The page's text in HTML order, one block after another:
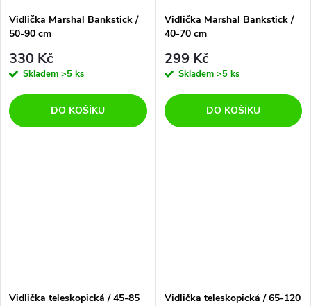
Vidlička Marshal Bankstick /
50-90 cm
330 Kč
Skladem >5 ks
DO KOŠÍKU
Vidlička Marshal Bankstick /
40-70 cm
299 Kč
Skladem >5 ks
DO KOŠÍKU
Vidlička teleskopická / 45-85
Vidlička teleskopická / 65-120